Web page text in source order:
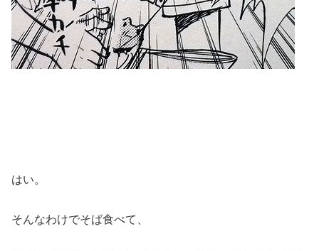
はい。
そんなわけでそば食べて、